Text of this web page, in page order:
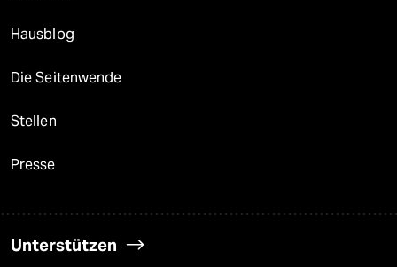
Hausblog
Die Seitenwende
Stellen
Presse
Unterstützen